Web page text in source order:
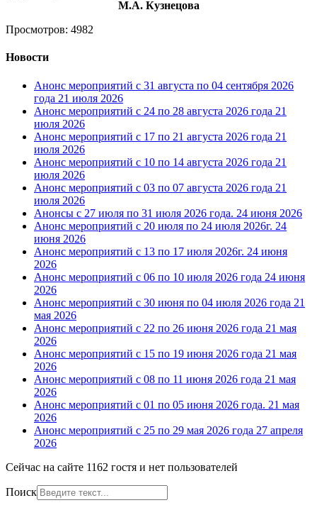
М.А. Кузнецова
Просмотров: 4982
Новости
Анонс мероприятий с 31 августа по 04 сентября 2026
года 21 июля 2026
Анонс мероприятий с 24 по 28 августа 2026 года 21
июля 2026
Анонс мероприятий с 17 по 21 августа 2026 года 21
июля 2026
Анонс мероприятий с 10 по 14 августа 2026 года 21
июля 2026
Анонс мероприятий с 03 по 07 августа 2026 года 21
июля 2026
Анонсы с 27 июля по 31 июля 2026 года. 24 июня 2026
Анонс мероприятий с 20 июля по 24 июля 2026г. 24
июня 2026
Анонс мероприятий с 13 по 17 июля 2026г. 24 июня
2026
Анонс мероприятий с 06 по 10 июля 2026 года 24 июня
2026
Анонс мероприятий с 30 июня по 04 июля 2026 года 21
мая 2026
Анонс мероприятий с 22 по 26 июня 2026 года 21 мая
2026
Анонс мероприятий с 15 по 19 июня 2026 года 21 мая
2026
Анонс мероприятий с 08 по 11 июня 2026 года 21 мая
2026
Анонс мероприятий с 01 по 05 июня 2026 года. 21 мая
2026
Анонс мероприятий с 25 по 29 мая 2026 года 27 апреля
2026
Сейчас на сайте 1162 гостя и нет пользователей
Поиск